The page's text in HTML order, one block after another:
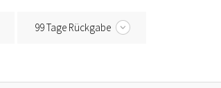
99 Tage Rückgabe